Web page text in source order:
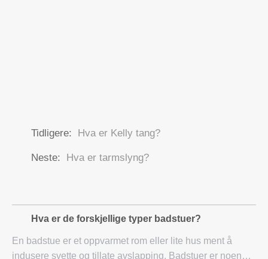
Tidligere: Hva er Kelly tang?
Neste: Hva er tarmslyng?
Hva er de forskjellige typer badstuer?
En badstue er et oppvarmet rom eller lite hus ment å
indusere svette og tillate avslapping. Badstuer er noen